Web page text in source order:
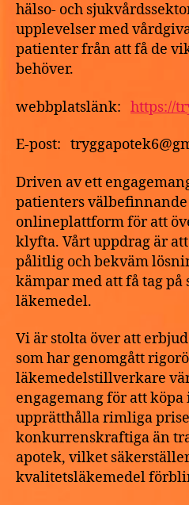
hälso- och
upplevelser med
patienter från att få de
behöver.
webbplatslänk: https://
E-post:
Driven av ett
patienters
onlineplattform för att
klyfta. Vårt uppdrag är
pålitlig och bekväm
kämpar med att få tag på
läkemedel.
Vi är stolta över att
som har genomgått
läkemedelstillverkare
engagemang för att
upprätthålla rimliga
konkurrenskraftiga än
apotek, vilket
kvalitetsläkemedel